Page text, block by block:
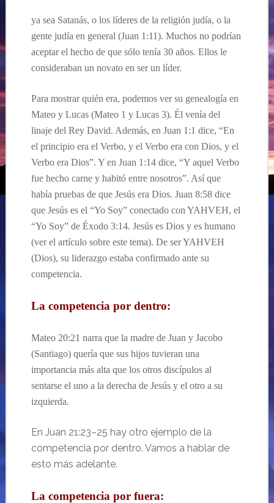
ya sea Satanás, o los líderes de la religión judía, o la
gente judía en general (Juan 1:11). Muchos no podrían
aceptar el hecho de que sólo tenía 30 años. Ellos le
consideraban un novato en ser un líder.
Para mostrar quién era, podemos ver su genealogía en
Mateo y Lucas (Mateo 1 y Lucas 3). Él venía del
linaje del Rey David. Además, en Juan 1:1 dice, “En
el principio era el Verbo, y el Verbo era con Dios, y el
Verbo era Dios”. Y en Juan 1:14 dice, “Y aquel Verbo
fue hecho carne y habitó entre nosotros”. Así que
había pruebas de que Jesús era Dios. Juan 8:58 dice
que Jesús es el “Yo Soy” conectado con YAHVEH, el
“Yo Soy” de Éxodo 3:14. Jesús es Dios y es humano
(ver el artículo sobre este tema). De ser YAHVEH
(Dios), su liderazgo estaba confirmado ante su
competencia.
La competencia por dentro:
Mateo 20:21 narra que la madre de Juan y Jacobo
(Santiago) quería que sus hijos tuvieran una
importancia más alta que los otros discípulos al
sentarse el uno a la derecha de Jesús y el otro a su
izquierda.
En Juan 21:23–25 hay otro ejemplo de la
competencia por dentro. Vamos a hablar de
esto más adelante.
La competencia por fuera: